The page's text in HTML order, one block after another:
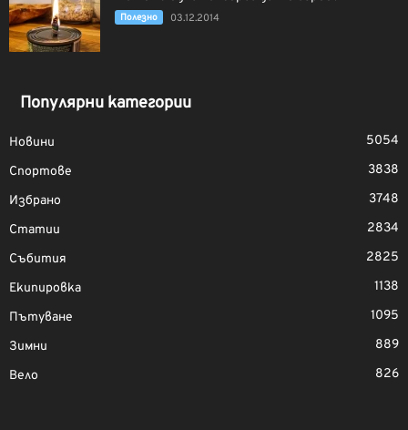
Полезно 03.12.2014
Популярни категории
Новини
5054
Спортове
3838
Избрано
3748
Статии
2834
Събития
2825
Екипировка
1138
Пътуване
1095
Зимни
889
Вело
826